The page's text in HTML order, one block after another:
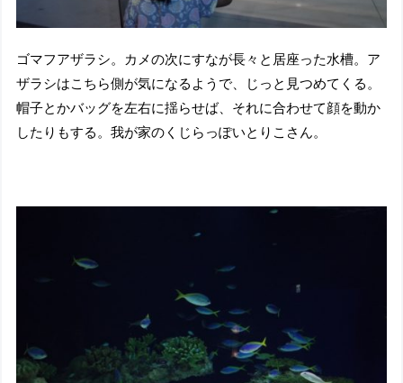
ゴマフアザラシ。カメの次にすなが長々と居座った水槽。ア
ザラシはこちら側が気になるようで、じっと見つめてくる。
帽子とかバッグを左右に揺らせば、それに合わせて顔を動か
したりもする。我が家のくじらっぽいとりこさん。